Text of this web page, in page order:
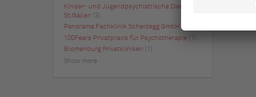
Kinder- und Jugendpsychiatrische Dienste
St.Gallen
(3)
Panorama Fachklinik Scheidegg GmbH (2)
100Fears Privatpraxis für Psychotherapie (1)
Blomenburg Privatkliniken (1)
Show more